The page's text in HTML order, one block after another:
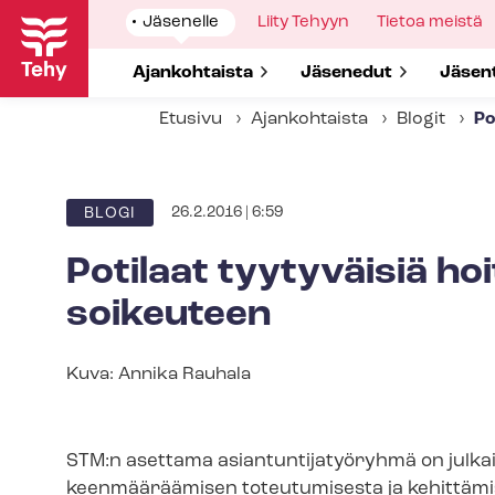
Hyppää
pääsisältöön
Show
submenu
Jäsenelle
Show submenu for
Ajankohtaista Show submenu for
Jäsenedut Show
Show
Liity Tehyyn
Show
Tietoa meistä
Etusivu Ajankohtaista Blogit
BLOGI 26.2.2016 | 6:59
Potilaat tyytyväisiä
soi­keu­teen
Kuvateksti
Kuva: Annika Rauhala
STM:n asettama asian­tun­ti­ja­työ­ryh­mä on
keen­mää­rää­mi­sen toteutumisesta ja